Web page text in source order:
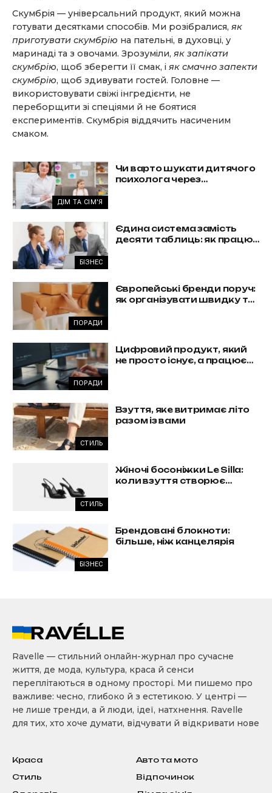
Скумбрія — універсальний продукт, який можна
готувати десятками способів. Ми розібралися, як
приготувати скумбрію на пательні, в духовці, у
маринаді та з овочами. Зрозуміли, як запікати
скумбрію, щоб зберегти її смак, і як смачно запекти
скумбрію, щоб здивувати гостей. Головне —
використовувати свіжі інгредієнти, не
переборщити зі спеціями й не боятися
експериментів. Скумбрія віддячить насиченим
смаком.
ДІМ ТА СІМ'Я
Чи варто шукати дитячого
психолога через
БІЗНЕС
Єдина система замість
десяти таблиць: як працює
ПОРАДИ
Європейські бренди поруч:
як організувати швидку та
ПОРАДИ
Цифровий продукт, який
не просто існує, а працює
СТИЛЬ
Взуття, яке витримає літо
разом із вами
СТИЛЬ
Жіночі босоніжки Le Silla:
коли взуття створює
БІЗНЕС
Брендовані блокноти:
більше, ніж канцелярія
Ravelle — стильний онлайн-журнал про сучасне
життя, де мода, культура, краса й сенси
переплітаються в одному просторі. Ми пишемо про
важливе: чесно, глибоко й з естетикою. У центрі —
не лише тренди, а й люди, ідеї, натхнення. Ravelle
для тих, хто хоче думати, відчувати й відкривати нове
Краса
Стиль
Авто та мото
Відпочинок